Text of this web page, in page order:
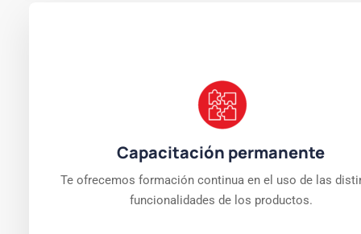
Capacitación permanente
Te ofrecemos formación continua en el uso de las
funcionalidades de los productos.